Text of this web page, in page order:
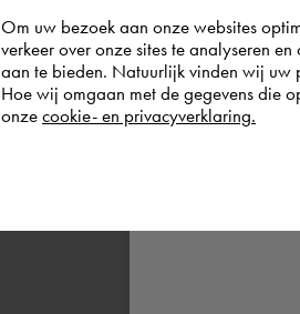
wish to shop.
Om uw bezoek aan onze websites
verkeer over onze sites te analyseren
aan te bieden. Natuurlijk vinden wij uw
Hoe wij omgaan met de gegevens die
onze cookie- en privacyverklaring.